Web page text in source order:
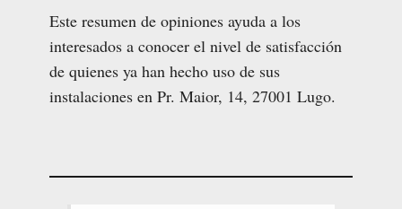
Este resumen de opiniones ayuda a los
interesados a conocer el nivel de satisfacción
de quienes ya han hecho uso de sus
instalaciones en Pr. Maior, 14, 27001 Lugo.